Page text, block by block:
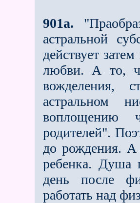
901а.
астральной
действует
любви. А то,
вожделения,
астральном
воплощению
родителей".
до рождения. А
ребенка. Душа
день после
работать над